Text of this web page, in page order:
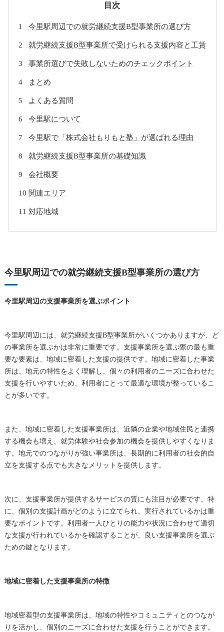
目次
今里駅周辺での就労継続支援B型事業所の選び方
就労継続支援B型事業所で受けられる支援内容と工賃
事業所選びで失敗しないためのチェックポイント
まとめ
よくある質問
今里駅について
今里駅で「株式会社もりもと塾」が選ばれる理由
就労継続支援B型事業所の基礎知識
会社概要
関連エリア
対応地域
今里駅周辺での就労継続支援B型事業所の選び方
今里駅周辺の支援事業所を選ぶポイント
今里駅周辺には、就労継続支援B型事業所がいくつかありますが、ど
の事業所を選ぶかは非常に重要です。支援事業所を選ぶ際の最も重
要な要素は、地域に密着した支援の提供です。地域に密着した事業
所は、地元の特性をよく理解し、個々の利用者のニーズに合わせた
支援を行いやすいため、利用者にとって最適な環境が整っているこ
とが多いです。
また、地域に密着した支援事業所は、近隣の企業や地域住民と連携
する機会も増え、就労体験や社会参加の機会を提供しやすくなりま
す。地元でのつながりが強い事業所は、長期的に利用者の社会的自
立を支援する点でも大きなメリットを提供します。
次に、支援事業所が提供するサービスの質にも注目が必要です。特
に、個別の支援計画がどのように立てられ、実行されているかは重
要なポイントです。利用者一人ひとりの能力や状況に合わせて適切
な支援が行われているかを確認することが、良い支援事業所を選ぶ
ための鍵となります。
地域に密着した支援事業所の特徴
地域密着型の支援事業所は、地域の特性やコミュニティとのつなが
りを活かし、個別のニーズに合わせた支援を行うことができます。